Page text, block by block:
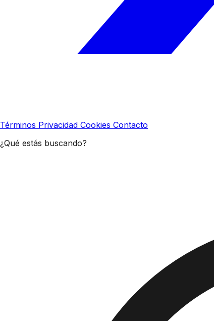
Términos Privacidad Cookies Contacto
¿Qué estás buscando?